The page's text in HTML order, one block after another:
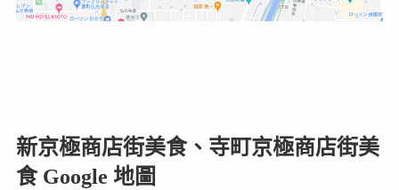
新京極商店街美食、寺町京極商店街美
食 Google 地圖